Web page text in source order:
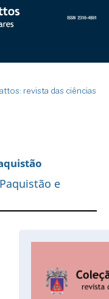
revista das ciências
e